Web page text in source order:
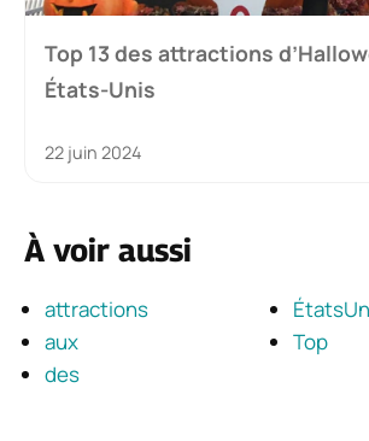
Top 13 des attractions
États-Unis
22 juin 2024
À voir aussi
attractions
aux
des
Top